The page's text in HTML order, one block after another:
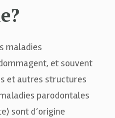
maladies
et souvent
et autres structures
parodontales
sont d’origine